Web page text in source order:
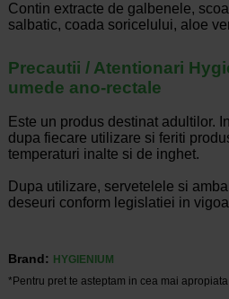
Contin extracte de galbenele,
salbatic, coada soricelului, aloe
Precautii / Atentionari
umede ano-rectale
Este un produs destinat adultilor.
dupa fiecare utilizare si feriti
temperaturi inalte si de inghet.
Dupa utilizare, servetelele si
deseuri conform legislatiei in
Brand:
HYGIENIUM
*Pentru pret te asteptam in cea mai